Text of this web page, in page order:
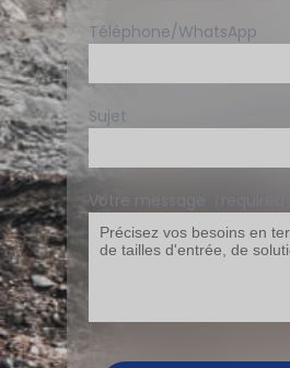
Téléphone/WhatsApp
Sujet
Votre message（required）